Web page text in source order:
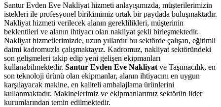
Santur Evden Eve Nakliyat hizmeti anlayışımızda, müşterilerimizin
istekleri ile profesyonel birikimimiz ortak bir paydada buluşmaktadır.
Nakliyat hizmeti verilecek alanın gereklilikleri, müşterinin
beklentileri ve alanın ihtiyacı olan nakliyat şekli birleşmektedir.
Nakliyat hizmetlerimizde, uzun yıllardır bu sektörde çalışan, eğitimli
daimi kadromuzla çalışmaktayız. Kadromuz, nakliyat sektöründeki
son gelişmeleri takip edip yeni gelişen ekipmanları
kullanabilmektedir. Santur Evden Eve Nakliyat ve Taşımacılık, en
son teknoloji ürünü olan ekipmanlar, alanın ihtiyacını en uygun
karşılayacak makine, en kaliteli ambalajlama ürünlerini
kullanmaktadır. Makinelerimiz ve ekipmanlarımız sektörün lider
kurumlarından temin edilmektedir.